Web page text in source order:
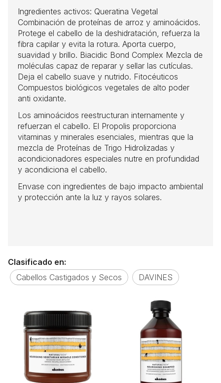
Ingredientes activos: Queratina Vegetal
Combinación de proteínas de arroz y aminoácidos.
Protege el cabello de la deshidratación, refuerza la
fibra capilar y evita la rotura. Aporta cuerpo,
suavidad y brillo. Biacidic Bond Complex Mezcla de
moléculas capaz de reparar y sellar las cutículas.
Deja el cabello suave y nutrido. Fitocéuticos
Compuestos biológicos vegetales de alto poder
anti oxidante.
Los aminoácidos reestructuran internamente y
refuerzan el cabello. El Propolis proporciona
vitaminas y minerales esenciales, mientras que la
mezcla de Proteínas de Trigo Hidrolizadas y
acondicionadores especiales nutre en profundidad
y acondiciona el cabello.
Envase con ingredientes de bajo impacto ambiental
y protección ante la luz y rayos solares.
Clasificado en:
Cabellos Castigados y Secos
DAVINES